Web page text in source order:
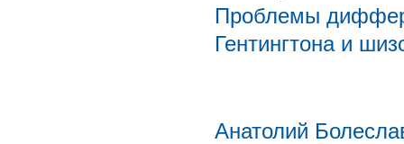
Проблемы
Гентингтона и
Анатолий